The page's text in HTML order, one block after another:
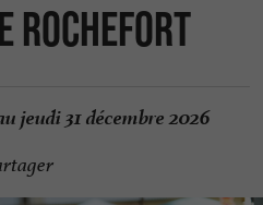
Rochefort
jeudi 31 décembre 2026